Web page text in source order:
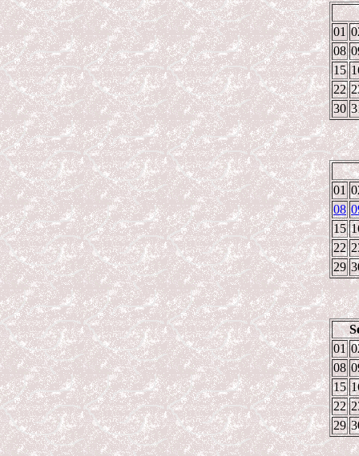
01
08
15
22
30
01
08
15
22
29
01
08
15
22
29